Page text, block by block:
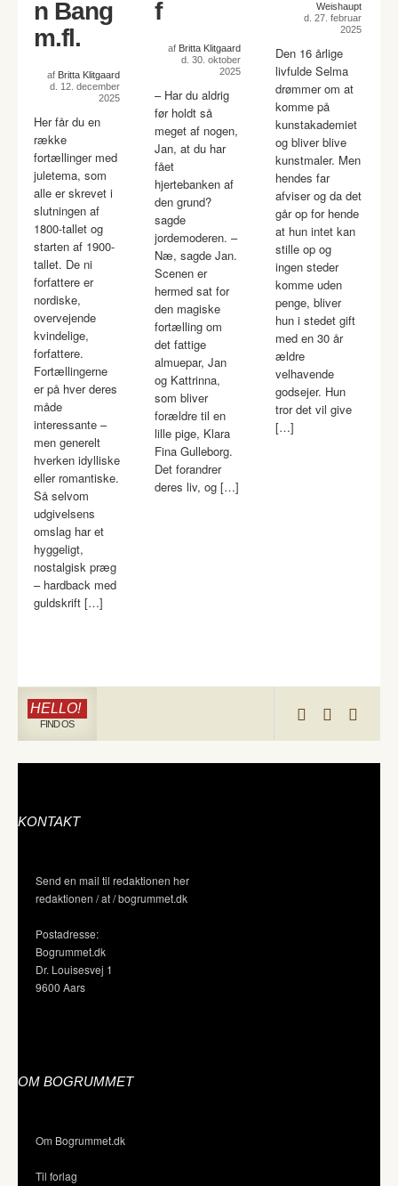
n Bang
m.fl.
af Britta Klitgaard
d. 12. december
2025
Her får du en
række
fortællinger med
juletema, som
alle er skrevet i
slutningen af
1800-tallet og
starten af 1900-
tallet. De ni
forfattere er
nordiske,
overvejende
kvindelige,
forfattere.
Fortællingerne
er på hver deres
måde
interessante –
men generelt
hverken idylliske
eller romantiske.
Så selvom
udgivelsens
omslag har et
hyggeligt,
nostalgisk præg
– hardback med
guldskrift […]
f
af Britta Klitgaard
d. 30. oktober
2025
– Har du aldrig
før holdt så
meget af nogen,
Jan, at du har
fået
hjertebanken af
den grund?
sagde
jordemoderen. –
Næ, sagde Jan.
Scenen er
hermed sat for
den magiske
fortælling om
det fattige
almuepar, Jan
og Kattrinna,
som bliver
forældre til en
lille pige, Klara
Fina Gulleborg.
Det forandrer
deres liv, og […]
Weishaupt
d. 27. februar
2025
Den 16 årlige
livfulde Selma
drømmer om at
komme på
kunstakademiet
og bliver blive
kunstmaler. Men
hendes far
afviser og da det
går op for hende
at hun intet kan
stille op og
ingen steder
komme uden
penge, bliver
hun i stedet gift
med en 30 år
ældre
velhavende
godsejer. Hun
tror det vil give
[…]
HELLO!
FIND OS
KONTAKT
Send en mail til redaktionen her
redaktionen / at / bogrummet.dk
Postadresse:
Bogrummet.dk
Dr. Louisesvej 1
9600 Aars
OM BOGRUMMET
Om Bogrummet.dk
Til forlag